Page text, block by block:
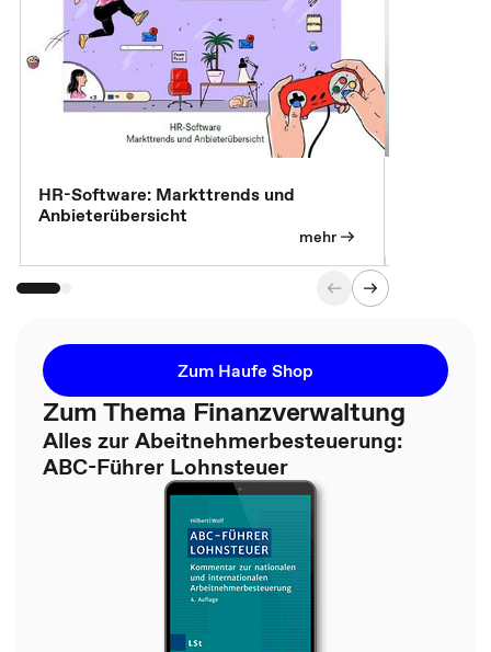
HR-Software: Markttrends und
Anbieterübersicht
mehr
Zum Haufe Shop
Zum Thema Finanzverwaltung
Alles zur Abeitnehmerbesteuerung:
ABC-Führer Lohnsteuer